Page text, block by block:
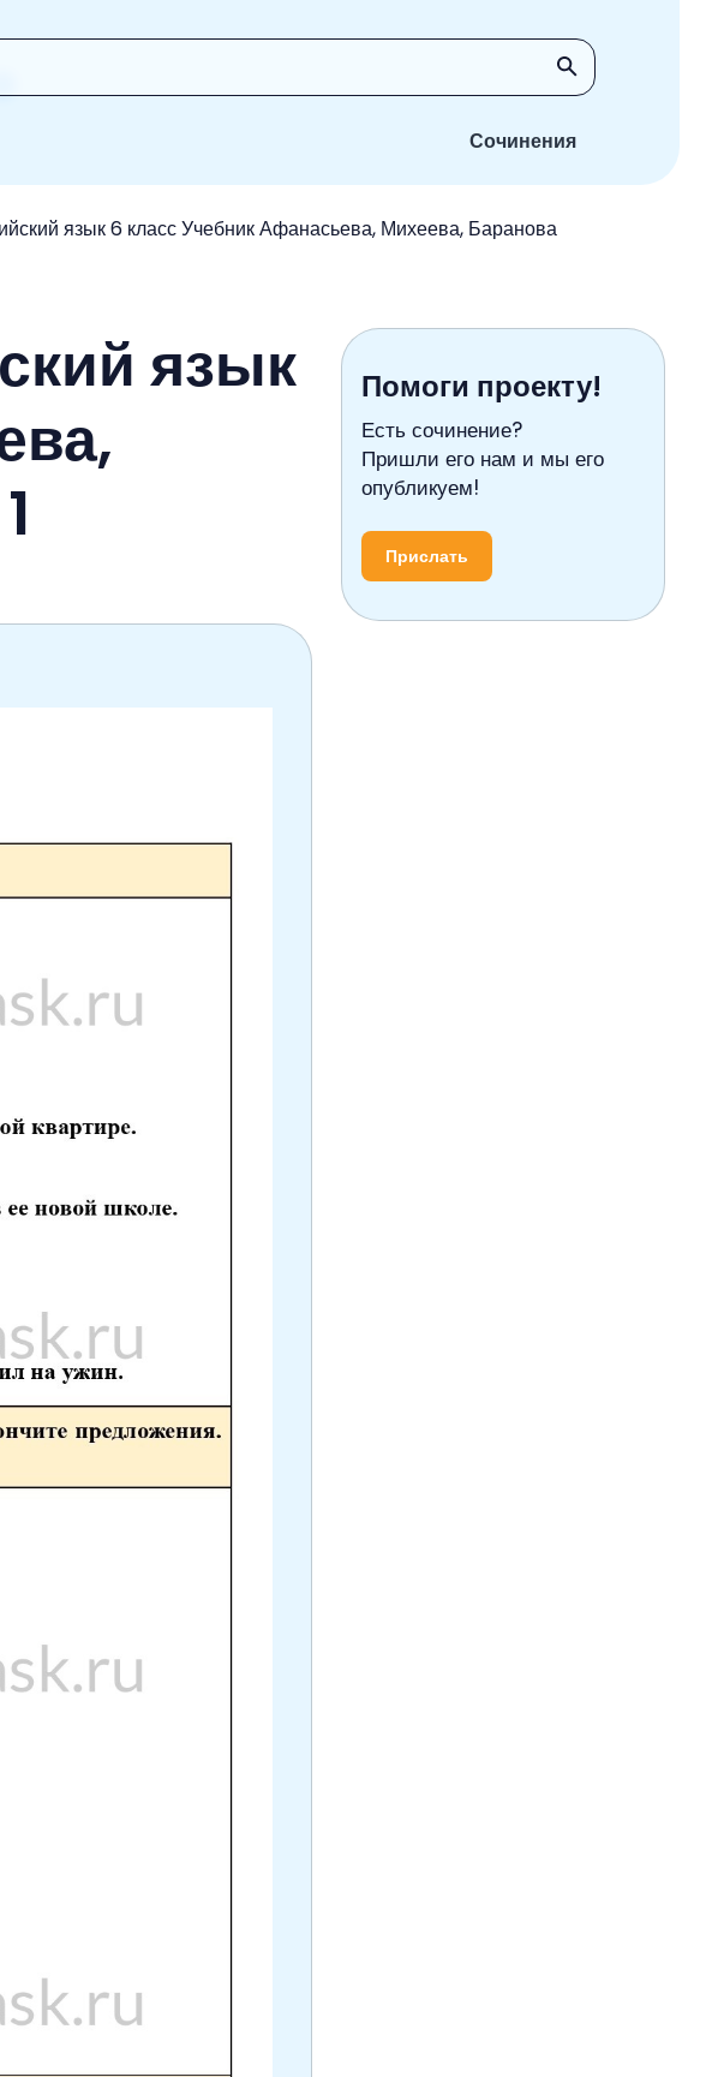
Сочинения
язык 6 класс Учебник Афанасьева, Михеева, Баранова
язык
Помоги проекту!
Есть сочинение?
Пришли его нам и мы его
опубликуем!
Прислать